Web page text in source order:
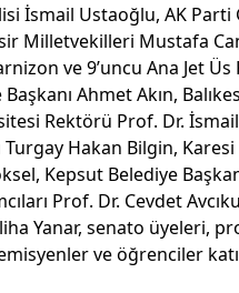
İsmail Ustaoğlu, AK Parti
Milletvekilleri Mustafa
ve 9’uncu Ana Jet
Ahmet Akın,
Rektörü Prof. Dr.
Turgay Hakan Bilgin,
Kepsut Belediye
Prof. Dr. Cevdet
Yanar, senato üyeleri,
ve öğrenciler